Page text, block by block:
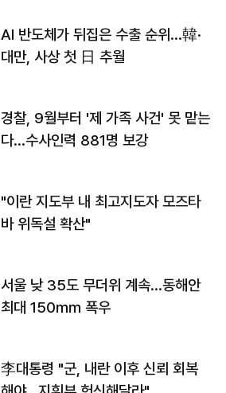
AI 반도체가 뒤집은 수출 순위…韓·
대만, 사상 첫 日 추월
경찰, 9월부터 '제 가족 사건' 못 맡는
다…수사인력 881명 보강
"이란 지도부 내 최고지도자 모즈타
바 위독설 확산"
서울 낮 35도 무더위 계속…동해안
최대 150㎜ 폭우
李대통령 "군, 내란 이후 신뢰 회복